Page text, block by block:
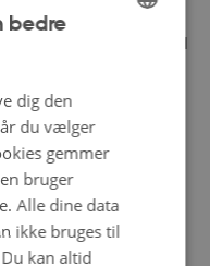
metodiske
med hensyn til
ved domstole,
mv. samt i
projekter og de
vil få lejlighed til
seniorforskere. Ud
bedre
dig den
du vælger
gemmer
bruger
Alle dine data
ikke bruges til
kan altid